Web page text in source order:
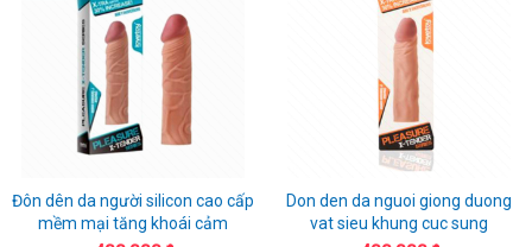
Đôn dên da người silicon cao cấp
mềm mại tăng khoái cảm
Don den da nguoi giong duong
vat sieu khung cuc sung